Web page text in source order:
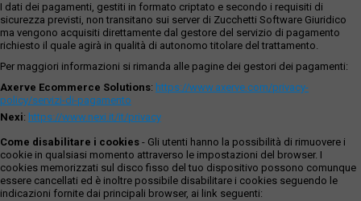
I dati dei pagamenti, gestiti in formato criptato e secondo i requisiti di
sicurezza previsti, non transitano sui server di Zucchetti Software Giuridico
ma vengono acquisiti direttamente dal gestore del servizio di pagamento
richiesto il quale agirà in qualità di autonomo titolare del trattamento.
Per maggiori informazioni si rimanda alle pagine dei gestori dei pagamenti:
Axerve Ecommerce Solutions: https://www.axerve.com/privacy-
policy/servizi-di-pagamento
Nexi: https://www.nexi.it/it/privacy
Come disabilitare i cookies - Gli utenti hanno la possibilità di rimuovere i
cookie in qualsiasi momento attraverso le impostazioni del browser. I
cookies memorizzati sul disco fisso del tuo dispositivo possono comunque
essere cancellati ed è inoltre possibile disabilitare i cookies seguendo le
indicazioni fornite dai principali browser, ai link seguenti: